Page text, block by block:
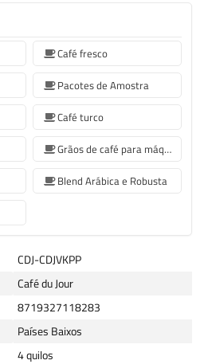
Café fresco
Pacotes de Amostra
Café turco
Grãos de café para máquinas de café Sage
Blend Arábica e Robusta
CDJ-CDJVKPP
Café du Jour
8719327118283
Países Baixos
4 quilos